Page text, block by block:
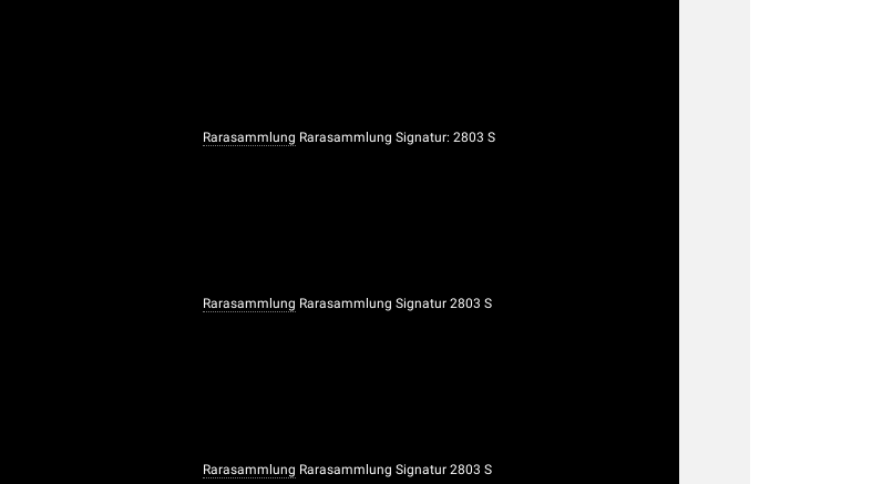
Rarasammlung Rarasammlung Signatur: 2803 S
Rarasammlung Rarasammlung Signatur 2803 S
Rarasammlung Rarasammlung Signatur 2803 S